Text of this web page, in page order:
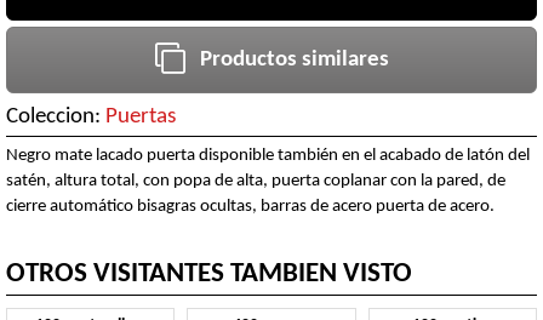
Productos similares
Coleccion: Puertas
Negro mate lacado puerta disponible también en el acabado de latón del
satén, altura total, con popa de alta, puerta coplanar con la pared, de
cierre automático bisagras ocultas, barras de acero puerta de acero.
OTROS VISITANTES TAMBIEN VISTO